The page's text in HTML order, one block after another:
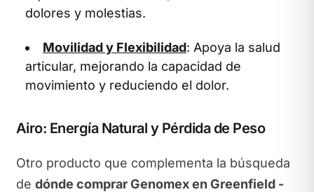
dolores y molestias.
Movilidad y Flexibilidad: Apoya la salud
articular, mejorando la capacidad de
movimiento y reduciendo el dolor.
Airo: Energía Natural y Pérdida de Peso
Otro producto que complementa la búsqueda
de dónde comprar Genomex en Greenfield -